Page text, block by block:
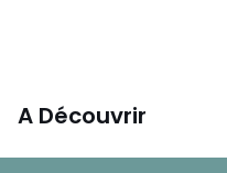
A Découvrir